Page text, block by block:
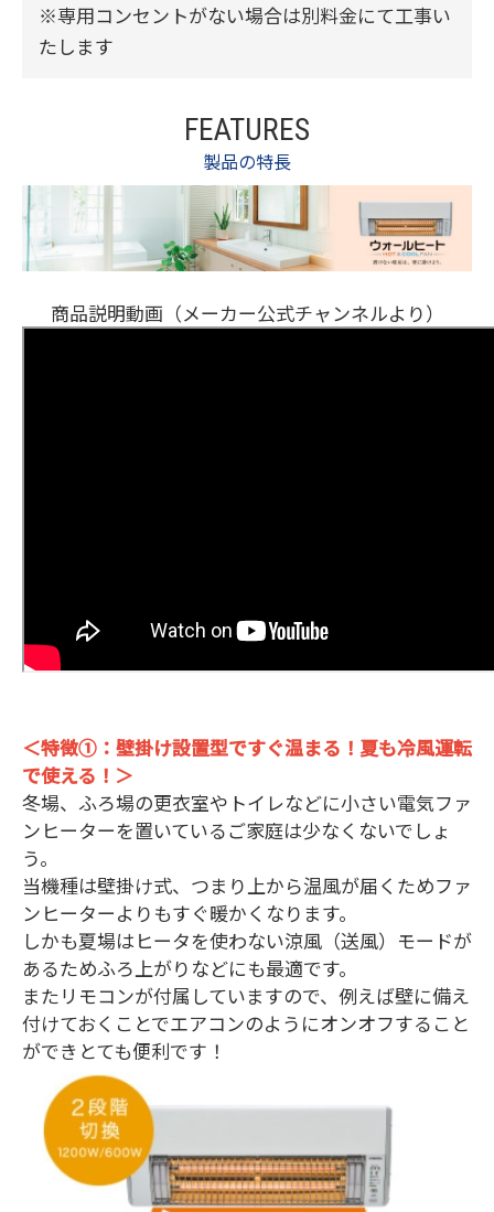
※専用コンセントがない場合は別料金にて工事い
たします
FEATURES
製品の特長
商品説明動画（メーカー公式チャンネルより）
＜特徴①：壁掛け設置型ですぐ温まる！夏も冷風運転
で使える！＞
冬場、ふろ場の更衣室やトイレなどに小さい電気ファ
ンヒーターを置いているご家庭は少なくないでしょ
う。
当機種は壁掛け式、つまり上から温風が届くためファ
ンヒーターよりもすぐ暖かくなります。
しかも夏場はヒータを使わない涼風（送風）モードが
あるためふろ上がりなどにも最適です。
またリモコンが付属していますので、例えば壁に備え
付けておくことでエアコンのようにオンオフすること
ができとても便利です！